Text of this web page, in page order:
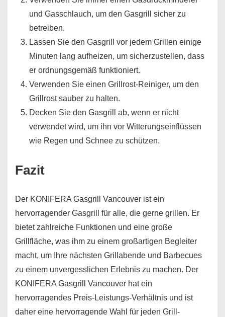
und Gasschlauch, um den Gasgrill sicher zu
betreiben.
Lassen Sie den Gasgrill vor jedem Grillen einige
Minuten lang aufheizen, um sicherzustellen, dass
er ordnungsgemäß funktioniert.
Verwenden Sie einen Grillrost-Reiniger, um den
Grillrost sauber zu halten.
Decken Sie den Gasgrill ab, wenn er nicht
verwendet wird, um ihn vor Witterungseinflüssen
wie Regen und Schnee zu schützen.
Fazit
Der KONIFERA Gasgrill Vancouver ist ein
hervorragender Gasgrill für alle, die gerne grillen. Er
bietet zahlreiche Funktionen und eine große
Grillfläche, was ihm zu einem großartigen Begleiter
macht, um Ihre nächsten Grillabende und Barbecues
zu einem unvergesslichen Erlebnis zu machen. Der
KONIFERA Gasgrill Vancouver hat ein
hervorragendes Preis-Leistungs-Verhältnis und ist
daher eine hervorragende Wahl für jeden Grill-